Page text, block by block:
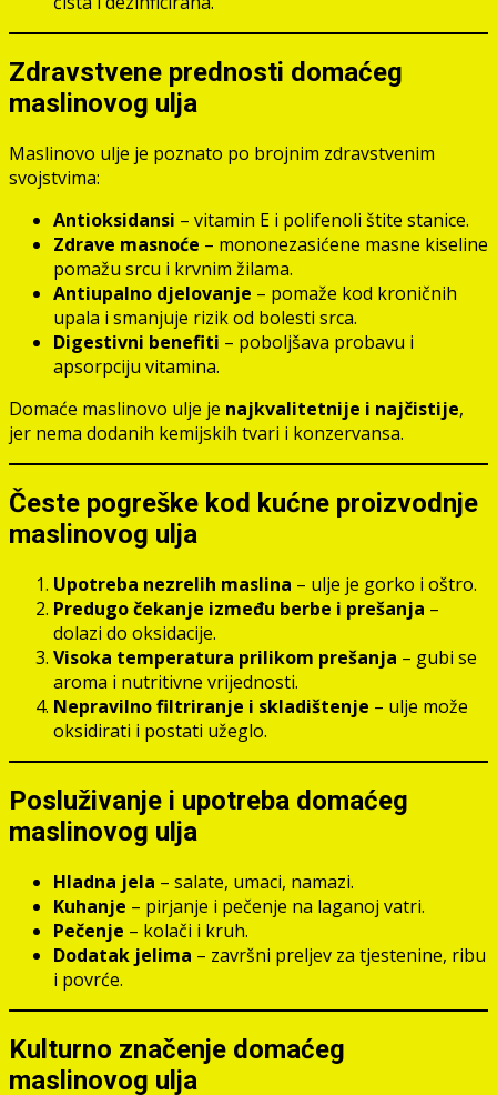
Zdravstvene prednosti domaćeg
maslinovog ulja
Maslinovo ulje je poznato po brojnim zdravstvenim
svojstvima:
Antioksidansi – vitamin E i polifenoli štite stanice.
Zdrave masnoće – mononezasićene masne kiseline
pomažu srcu i krvnim žilama.
Antiupalno djelovanje – pomaže kod kroničnih
upala i smanjuje rizik od bolesti srca.
Digestivni benefiti – poboljšava probavu i
apsorpciju vitamina.
Domaće maslinovo ulje je najkvalitetnije i najčistije,
jer nema dodanih kemijskih tvari i konzervansa.
Česte pogreške kod kućne proizvodnje
maslinovog ulja
Upotreba nezrelih maslina – ulje je gorko i oštro.
Predugo čekanje između berbe i prešanja –
dolazi do oksidacije.
Visoka temperatura prilikom prešanja – gubi se
aroma i nutritivne vrijednosti.
Nepravilno filtriranje i skladištenje – ulje može
oksidirati i postati užeglo.
Posluživanje i upotreba domaćeg
maslinovog ulja
Hladna jela – salate, umaci, namazi.
Kuhanje – pirjanje i pečenje na laganoj vatri.
Pečenje – kolači i kruh.
Dodatak jelima – završni preljev za tjestenine, ribu
i povrće.
Kulturno značenje domaćeg
maslinovog ulja